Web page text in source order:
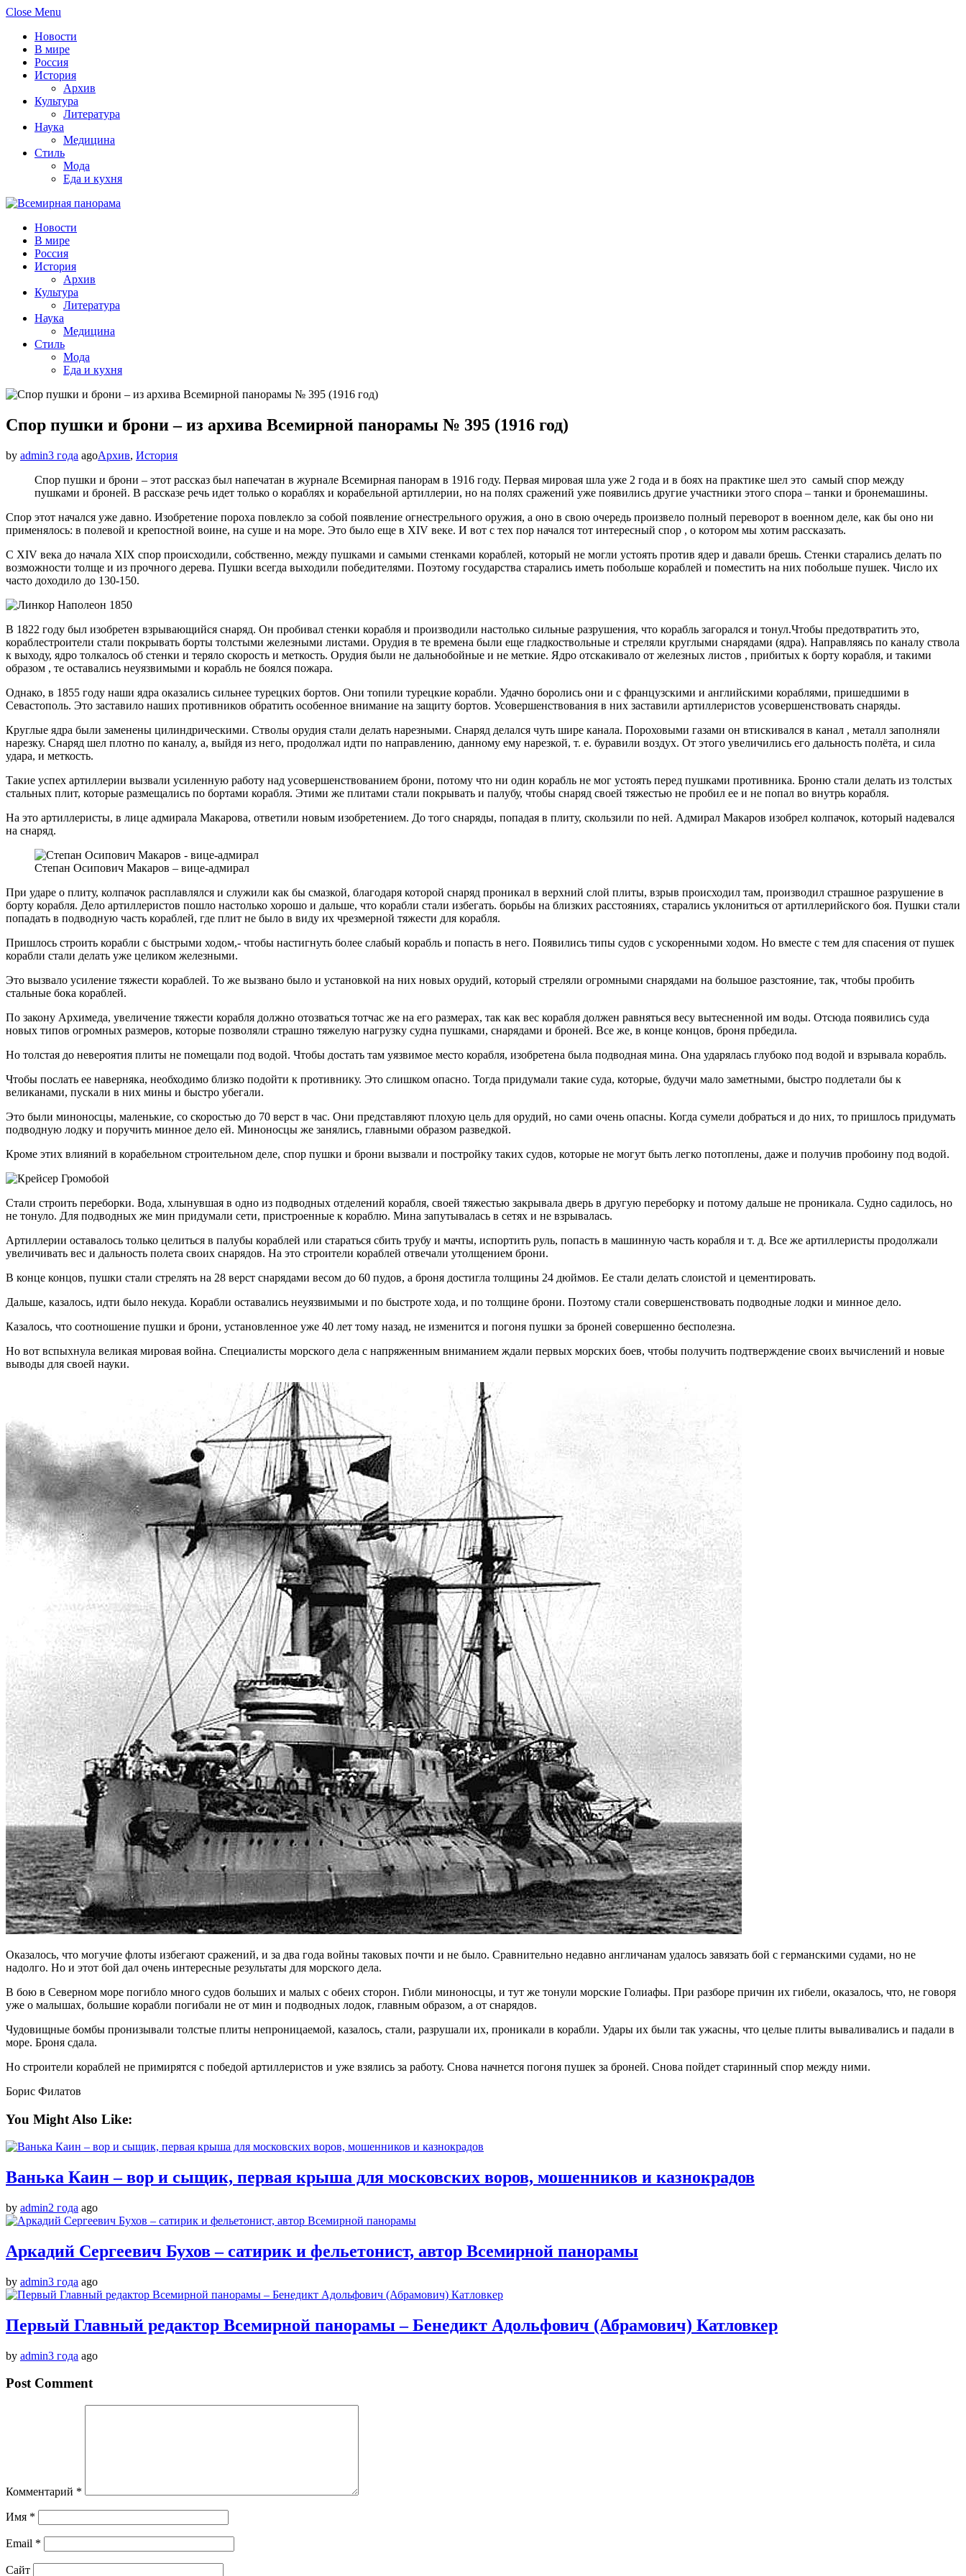
Close Menu
Новости
В мире
Россия
История
Архив
Культура
Литература
Наука
Медицина
Стиль
Мода
Еда и кухня
Новости
В мире
Россия
История
Архив
Культура
Литература
Наука
Медицина
Стиль
Мода
Еда и кухня
Спор пушки и брони – из архива Всемирной панорамы № 395 (1916 год)
by admin3 года agoАрхив, История
Спор пушки и брони – этот рассказ был напечатан в журнале Всемирная панорам в 1916 году. Первая мировая шла уже 2 года и в боях на практике шел это самый спор между
пушками и броней. В рассказе речь идет только о кораблях и корабельной артиллерии, но на полях сражений уже появились другие участники этого спора – танки и бронемашины.
Спор этот начался уже давно. Изобретение пороха повлекло за собой появление огнестрельного оружия, а оно в свою очередь произвело полный переворот в военном деле, как бы оно ни
применялось: в полевой и крепостной воине, на суше и на море. Это было еще в XIV веке. И вот с тех пор начался тот интересный спор , о котором мы хотим рассказать.
С XIV века до начала XIX спор происходили, собственно, между пушками и самыми стенками кораблей, который не могли устоять против ядер и давали брешь. Стенки старались делать по
возможности толще и из прочного дерева. Пушки всегда выходили победителями. Поэтому государства старались иметь побольше кораблей и поместить на них побольше пушек. Число их
часто доходило до 130-150.
В 1822 году был изобретен взрывающийся снаряд. Он пробивал стенки корабля и производили настолько сильные разрушения, что корабль загорался и тонул.Чтобы предотвратить это,
кораблестроители стали покрывать борты толстыми железными листами. Орудия в те времена были еще гладкоствольные и стреляли круглыми снарядами (ядра). Направляясь по каналу ствола
к выходу, ядро толкалось об стенки и теряло скорость и меткость. Орудия были не дальнобойные и не меткие. Ядро отскакивало от железных листов , прибитых к борту корабля, и такими
образом , те оставались неуязвимыми и корабль не боялся пожара.
Однако, в 1855 году наши ядра оказались сильнее турецких бортов. Они топили турецкие корабли. Удачно боролись они и с французскими и английскими кораблями, пришедшими в
Севастополь. Это заставило наших противников обратить особенное внимание на защиту бортов. Усовершенствования в них заставили артиллеристов усовершенствовать снаряды.
Круглые ядра были заменены цилиндрическими. Стволы орудия стали делать нарезными. Снаряд делался чуть шире канала. Пороховыми газами он втискивался в канал , металл заполняли
нарезку. Снаряд шел плотно по каналу, а, выйдя из него, продолжал идти по направлению, данному ему нарезкой, т. е. буравили воздух. От этого увеличились его дальность полёта, и сила
удара, и меткость.
Такие успех артиллерии вызвали усиленную работу над усовершенствованием брони, потому что ни один корабль не мог устоять перед пушками противника. Броню стали делать из толстых
стальных плит, которые размещались по бортами корабля. Этими же плитами стали покрывать и палубу, чтобы снаряд своей тяжестью не пробил ее и не попал во внутрь корабля.
На это артиллеристы, в лице адмирала Макарова, ответили новым изобретением. До того снаряды, попадая в плиту, скользили по ней. Адмирал Макаров изобрел колпачок, который надевался
на снаряд.
Степан Осипович Макаров – вице-адмирал
При ударе о плиту, колпачок расплавлялся и служили как бы смазкой, благодаря которой снаряд проникал в верхний слой плиты, взрыв происходил там, производил страшное разрушение в
борту корабля. Дело артиллеристов пошло настолько хорошо и дальше, что корабли стали избегать. борьбы на близких расстояниях, старались уклониться от артиллерийского боя. Пушки стали
попадать в подводную часть кораблей, где плит не было в виду их чрезмерной тяжести для корабля.
Пришлось строить корабли с быстрыми ходом,- чтобы настигнуть более слабый корабль и попасть в него. Появились типы судов с ускоренными ходом. Но вместе с тем для спасения от пушек
корабли стали делать уже целиком железными.
Это вызвало усиление тяжести кораблей. То же вызвано было и установкой на них новых орудий, который стреляли огромными снарядами на большое разстояние, так, чтобы пробить
стальные бока кораблей.
По закону Архимеда, увеличение тяжести корабля должно отозваться тотчас же на его размерах, так как вес корабля должен равняться весу вытесненной им воды. Отсюда появились суда
новых типов огромных размеров, которые позволяли страшно тяжелую нагрузку судна пушками, снарядами и броней. Все же, в конце концов, броня прбедила.
Но толстая до невероятия плиты не помещали под водой. Чтобы достать там уязвимое место корабля, изобретена была подводная мина. Она ударялась глубоко под водой и взрывала корабль.
Чтобы послать ее наверняка, необходимо близко подойти к противнику. Это слишком опасно. Тогда придумали такие суда, которые, будучи мало заметными, быстро подлетали бы к
великанами, пускали в них мины и быстро убегали.
Это были миноносцы, маленькие, со скоростью до 70 верст в час. Они представляют плохую цель для орудий, но сами очень опасны. Когда сумели добраться и до них, то пришлось придумать
подводную лодку и поручить минное дело ей. Миноносцы же занялись, главными образом разведкой.
Кроме этих влияний в корабельном строительном деле, спор пушки и брони вызвали и постройку таких судов, которые не могут быть легко потоплены, даже и получив пробоину под водой.
Стали строить переборки. Вода, хлынувшая в одно из подводных отделений корабля, своей тяжестью закрывала дверь в другую переборку и потому дальше не проникала. Судно садилось, но
не тонуло. Для подводных же мин придумали сети, пристроенные к кораблю. Мина запутывалась в сетях и не взрывалась.
Артиллерии оставалось только целиться в палубы кораблей или стараться сбить трубу и мачты, испортить руль, попасть в машинную часть корабля и т. д. Все же артиллеристы продолжали
увеличивать вес и дальность полета своих снарядов. На это строители кораблей отвечали утолщением брони.
В конце концов, пушки стали стрелять на 28 верст снарядами весом до 60 пудов, а броня достигла толщины 24 дюймов. Ее стали делать слоистой и цементировать.
Дальше, казалось, идти было некуда. Корабли оставались неуязвимыми и по быстроте хода, и по толщине брони. Поэтому стали совершенствовать подводные лодки и минное дело.
Казалось, что соотношение пушки и брони, установленное уже 40 лет тому назад, не изменится и погоня пушки за броней совершенно бесполезна.
Но вот вспыхнула великая мировая война. Специалисты морского дела с напряженным вниманием ждали первых морских боев, чтобы получить подтверждение своих вычислений и новые
выводы для своей науки.
Оказалось, что могучие флоты избегают сражений, и за два года войны таковых почти и не было. Сравнительно недавно англичанам удалось завязать бой с германскими судами, но не
надолго. Но и этот бой дал очень интересные результаты для морского дела.
В бою в Северном море погибло много судов больших и малых с обеих сторон. Гибли миноносцы, и тут же тонули морские Голиафы. При разборе причин их гибели, оказалось, что, не говоря
уже о малышах, большие корабли погибали не от мин и подводных лодок, главным образом, а от снарядов.
Чудовищные бомбы пронизывали толстые плиты непроницаемой, казалось, стали, разрушали их, проникали в корабли. Удары их были так ужасны, что целые плиты вываливались и падали в
море. Броня сдала.
Но строители кораблей не примирятся с победой артиллеристов и уже взялись за работу. Снова начнется погоня пушек за броней. Снова пойдет старинный спор между ними.
Борис Филатов
You Might Also Like:
Ванька Каин – вор и сыщик, первая крыша для московских воров, мошенников и казнокрадов
by admin2 года ago
Аркадий Сергеевич Бухов – сатирик и фельетонист, автор Всемирной панорамы
by admin3 года ago
Первый Главный редактор Всемирной панорамы – Бенедикт Адольфович (Абрамович) Катловкер
by admin3 года ago
Post Comment
Комментарий *
Имя *
Email *
Сайт